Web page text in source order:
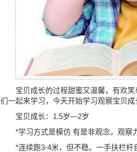
宝贝成长的过程甜蜜又温馨，有欢
们一起来学习，今天开始学习观察宝贝
宝贝成长：1.5岁—2岁
*学习方式是模仿 有是非观念，观察
*连续跑3-4米，但不稳。一手扶栏杆